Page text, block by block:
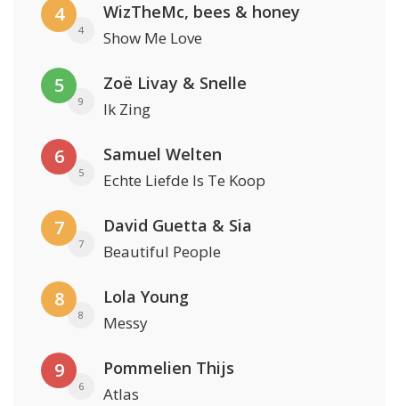
4
4
WizTheMc, bees & honey
Show Me Love
5
9
Zoë Livay & Snelle
Ik Zing
6
5
Samuel Welten
Echte Liefde Is Te Koop
7
7
David Guetta & Sia
Beautiful People
8
8
Lola Young
Messy
9
6
Pommelien Thijs
Atlas